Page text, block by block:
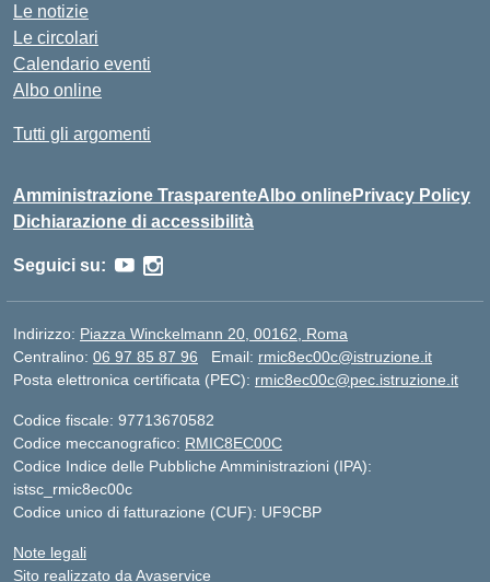
Le notizie
Le circolari
Calendario eventi
Albo online
Tutti gli argomenti
Amministrazione TrasparenteAlbo onlinePrivacy Policy
Dichiarazione di accessibilità
Seguici su:
Indirizzo: Piazza Winckelmann 20, 00162, Roma
Centralino: 06 97 85 87 96 Email: rmic8ec00c@istruzione.it
Posta elettronica certificata (PEC): rmic8ec00c@pec.istruzione.it
Codice fiscale: 97713670582
Codice meccanografico: RMIC8EC00C
Codice Indice delle Pubbliche Amministrazioni (IPA):
istsc_rmic8ec00c
Codice unico di fatturazione (CUF): UF9CBP
Note legali
Sito realizzato da Avaservice